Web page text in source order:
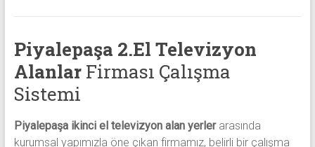
Piyalepaşa 2.El Televizyon
AlanlarFirması Çalışma
Sistemi
Piyalepaşa ikinci el televizyon alan yerlerarasında
kurumsal yapımızla öne çıkan firmamız, belirli bir çalışma